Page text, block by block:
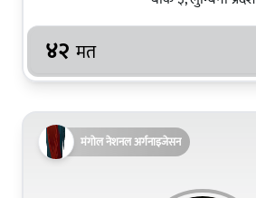
४२ मत
मंगोल नेशनल अर्गनाइजेसन